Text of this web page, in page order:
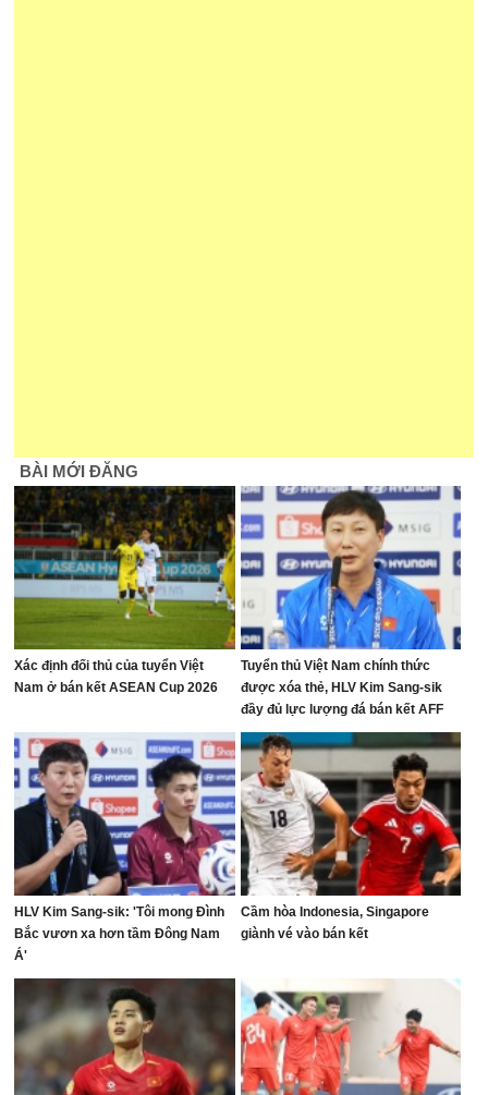
BÀI MỚI ĐĂNG
Xác định đối thủ của tuyển Việt
Nam ở bán kết ASEAN Cup 2026
Tuyển thủ Việt Nam chính thức
được xóa thẻ, HLV Kim Sang-sik
đầy đủ lực lượng đá bán kết AFF
Cup
HLV Kim Sang-sik: 'Tôi mong Đình
Bắc vươn xa hơn tầm Đông Nam
Á'
Cầm hòa Indonesia, Singapore
giành vé vào bán kết